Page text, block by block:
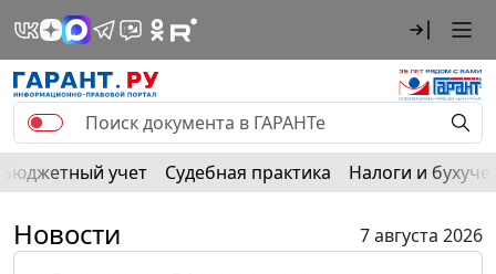
Бюджетный учет Судебная практика Налоги и
Новости
7 августа 2026